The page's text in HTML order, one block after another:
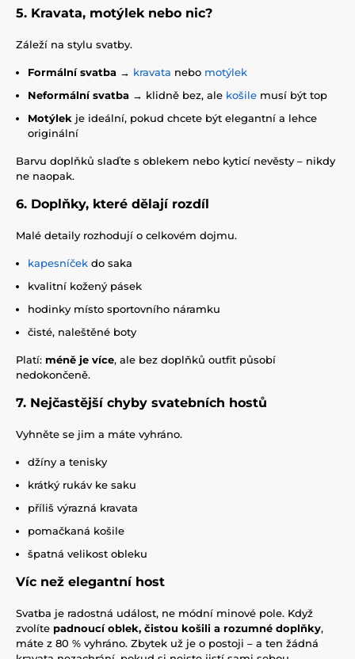
5. Kravata, motýlek nebo nic?
Záleží na stylu svatby.
Formální svatba → kravata nebo motýlek
Neformální svatba → klidně bez, ale košile musí být top
Motýlek je ideální, pokud chcete být elegantní a lehce
originální
Barvu doplňků slaďte s oblekem nebo kyticí nevěsty – nikdy
ne naopak.
6. Doplňky, které dělají rozdíl
Malé detaily rozhodují o celkovém dojmu.
kapesníček do saka
kvalitní kožený pásek
hodinky místo sportovního náramku
čisté, naleštěné boty
Platí: méně je více, ale bez doplňků outfit působí
nedokončeně.
7. Nejčastější chyby svatebních hostů
Vyhněte se jim a máte vyhráno.
džíny a tenisky
krátký rukáv ke saku
příliš výrazná kravata
pomačkaná košile
špatná velikost obleku
Víc než elegantní host
Svatba je radostná událost, ne módní minové pole. Když
zvolíte padnoucí oblek, čistou košili a rozumné doplňky,
máte z 80 % vyhráno. Zbytek už je o postoji – a ten žádná